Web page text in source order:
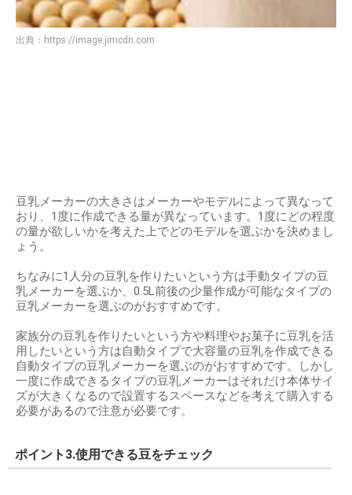
出典： https://image.jimcdn.com
豆乳メーカーの大きさはメーカーやモデルによって異なって
おり、1度に作成できる量が異なっています。1度にどの程度
の量が欲しいかを考えた上でどのモデルを選ぶかを決めまし
ょう。
ちなみに1人分の豆乳を作りたいという方は手動タイプの豆
乳メーカーを選ぶか、0.5L前後の少量作成が可能なタイプの
豆乳メーカーを選ぶのがおすすめです。
家族分の豆乳を作りたいという方や料理やお菓子に豆乳を活
用したいという方は自動タイプで大容量の豆乳を作成できる
自動タイプの豆乳メーカーを選ぶのがおすすめです。しかし
一度に作成できるタイプの豆乳メーカーはそれだけ本体サイ
ズが大きくなるので設置するスペースなどを考えて購入する
必要があるので注意が必要です。
ポイント3.使用できる豆をチェック